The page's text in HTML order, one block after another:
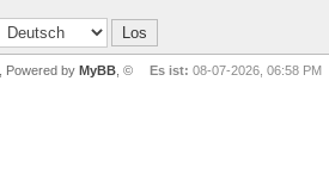
Es ist: 08-07-2026, 06:58 PM
, Powered by MyBB , ©